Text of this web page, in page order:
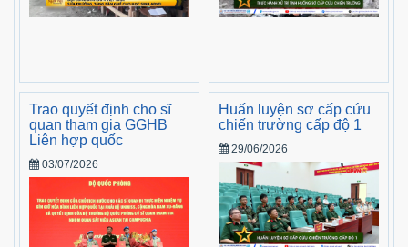
Trao quyết định cho sĩ
quan tham gia GGHB
Liên hợp quốc
03/07/2026
Huấn luyện sơ cấp cứu
chiến trường cấp độ 1
29/06/2026